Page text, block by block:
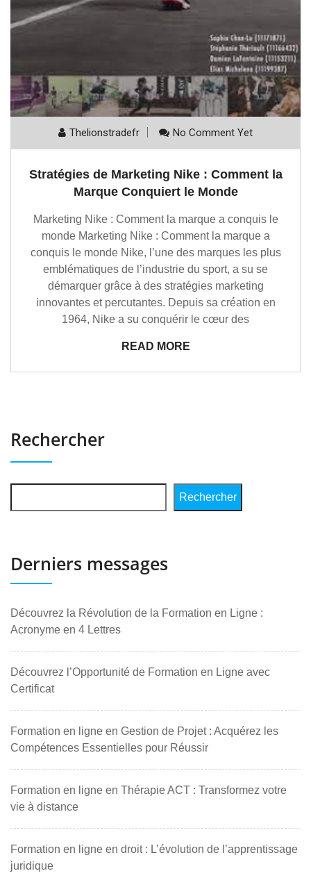
Thelionstradefr No Comment Yet
Stratégies de Marketing Nike : Comment la
Marque Conquiert le Monde
Marketing Nike : Comment la marque a conquis le
monde Marketing Nike : Comment la marque a
conquis le monde Nike, l’une des marques les plus
emblématiques de l’industrie du sport, a su se
démarquer grâce à des stratégies marketing
innovantes et percutantes. Depuis sa création en
1964, Nike a su conquérir le cœur des
READ MORE
Rechercher
Rechercher
Derniers messages
Découvrez la Révolution de la Formation en Ligne :
Acronyme en 4 Lettres
Découvrez l’Opportunité de Formation en Ligne avec
Certificat
Formation en ligne en Gestion de Projet : Acquérez les
Compétences Essentielles pour Réussir
Formation en ligne en Thérapie ACT : Transformez votre
vie à distance
Formation en ligne en droit : L’évolution de l’apprentissage
juridique